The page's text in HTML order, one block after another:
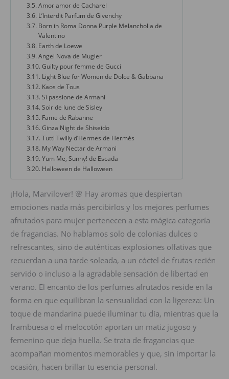
Amor amor de Cacharel
L’Interdit Parfum de Givenchy
Born in Roma Donna Purple Melancholia de
Valentino
Earth de Loewe
Angel Nova de Mugler
Guilty pour femme de Gucci
Light Blue for Women de Dolce & Gabbana
Kaos de Tous
Sì passione de Armani
Soir de lune de Sisley
Fame de Rabanne
Ginza Night de Shiseido
Tutti Twilly d’Hermes de Hermès
My Way Nectar de Armani
Yum Me, Sunny! de Escada
Halloween de Halloween
¡Hola, Marvilover! 🌸 Hay aromas que despiertan
emociones nada más percibirlos y los mejores perfumes
afrutados para mujer pertenecen a esta mágica categoría
de fragancias. No hablamos solo de colonias dulces o
refrescantes, sino de auténticas explosiones olfativas que
recuerdan a una tarde soleada, a un cóctel de frutas recién
servido o incluso a la agradable sensación de libertad en
verano. El encanto de los perfumes afrutados reside en la
forma en que equilibran la sensualidad con la ligereza: Un
toque de mandarina puede iluminar tu día, mientras que la
frambuesa o el melocotón aportan un matiz jugoso y
femenino que deja huella. Se trata de fragancias que
acompañan momentos memorables y que, sin importar la
ocasión, hacen brillar tu esencia personal.